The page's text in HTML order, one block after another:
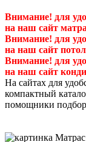
Внимание! для
на наш сайт
Внимание! для
на наш сайт
Внимание! для
на наш сайт
На сайтах для
компактный
помощники